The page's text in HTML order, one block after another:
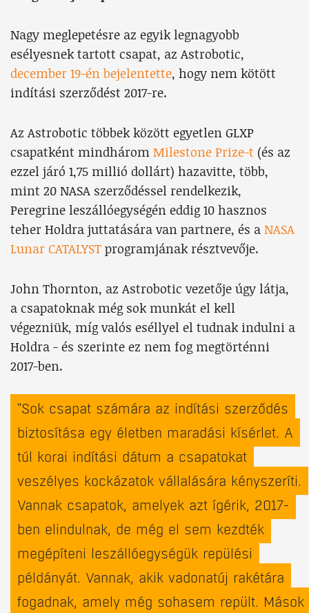
Nagy meglepetésre az egyik legnagyobb
esélyesnek tartott csapat, az Astrobotic,
december 19-én bejelentette, hogy nem kötött
indítási szerződést 2017-re.
Az Astrobotic többek között egyetlen GLXP
csapatként mindhárom Milestone Prize-t (és az
ezzel járó 1,75 millió dollárt) hazavitte, több,
mint 20 NASA szerződéssel rendelkezik,
Peregrine leszállóegységén eddig 10 hasznos
teher Holdra juttatására van partnere, és a NASA
Lunar CATALYST programjának résztvevője.
John Thornton, az Astrobotic vezetője úgy látja,
a csapatoknak még sok munkát el kell
végezniük, míg valós eséllyel el tudnak indulni a
Holdra - és szerinte ez nem fog megtörténni
2017-ben.
"Sok csapat számára az indítási szerződés
biztosítása egy életben maradási kísérlet. A
túl korai indítási dátum a csapatokat
veszélyes kockázatok vállalására kényszeríti.
Vannak csapatok, amelyek azt ígérik, 2017-
ben elindulnak, de még el sem kezdték
megépíteni leszállóegységük repülési
példányát. Vannak, akik vadonatúj rakétára
fogadnak, amely még sohasem repült. Mások